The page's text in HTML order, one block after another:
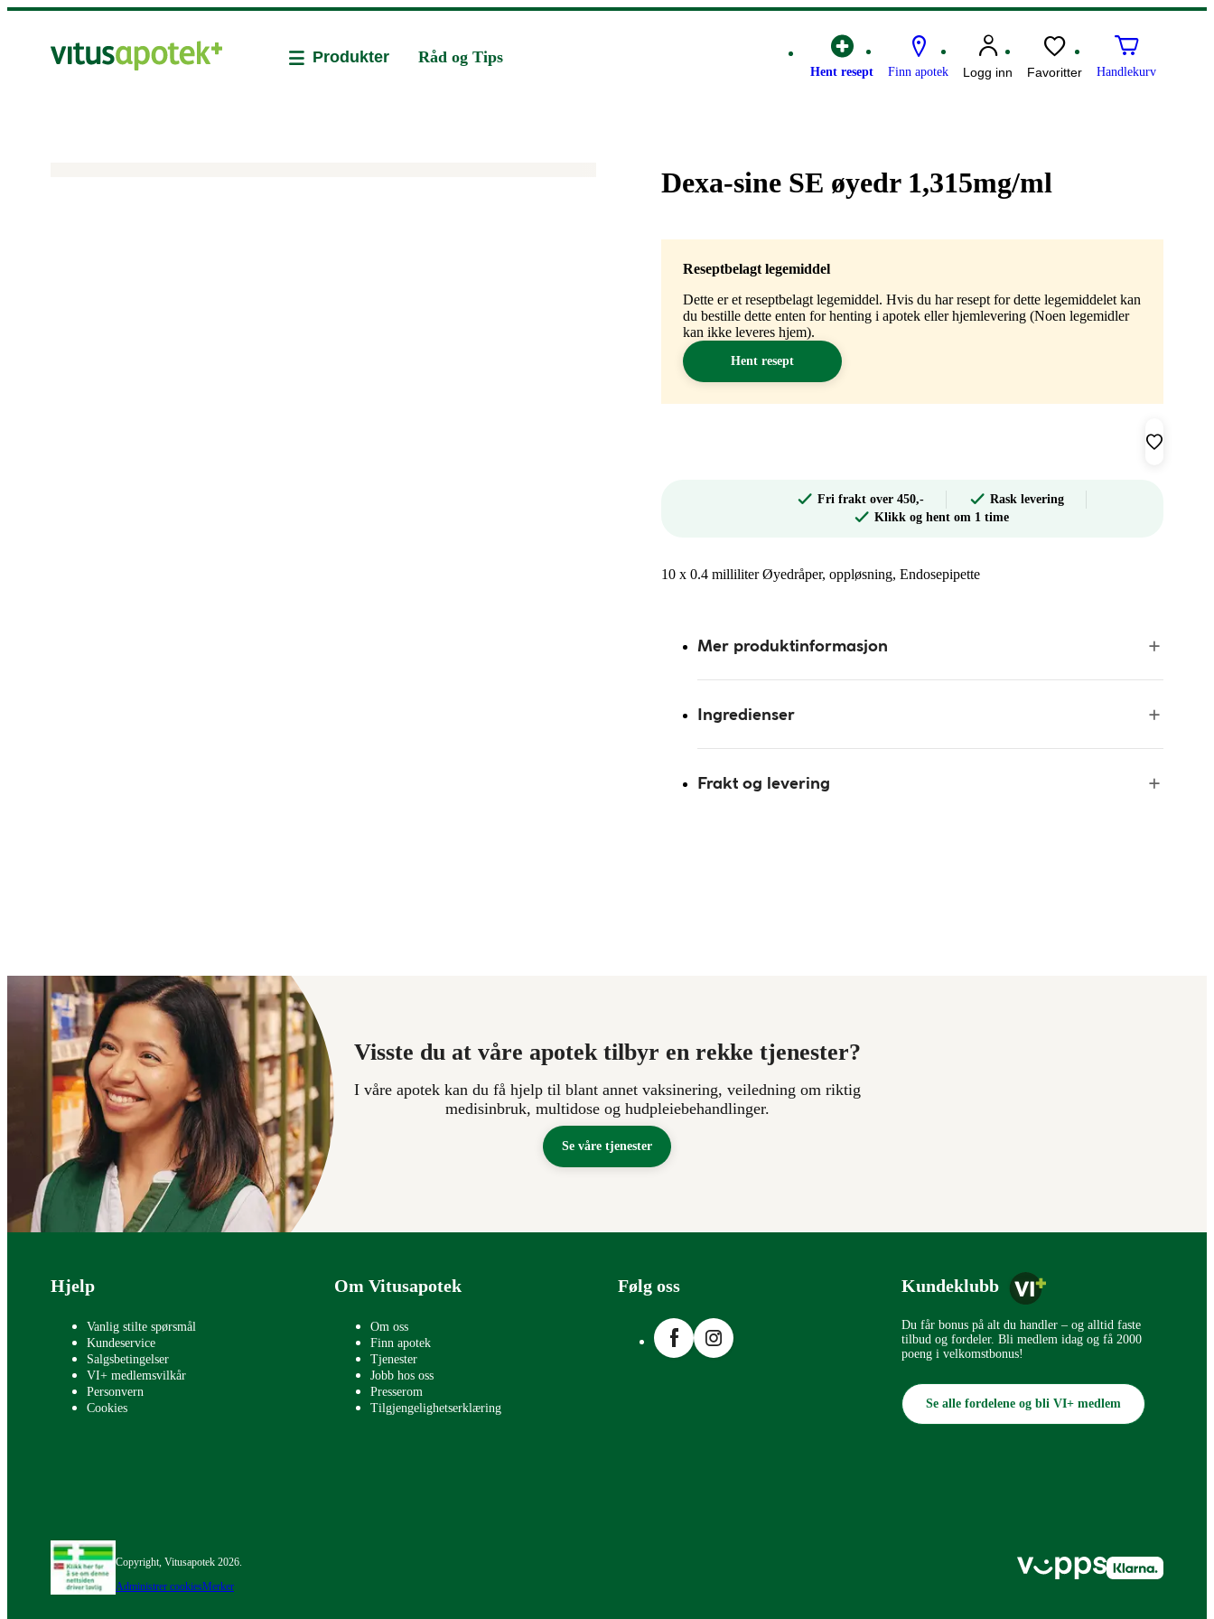
Hent resept Finn apotek Logg inn Favoritter Handlekurv
Produkter Råd og Tips
Dexa-sine SE øyedr 1,315mg/ml
Reseptbelagt legemiddel
Dette er et reseptbelagt legemiddel. Hvis du har resept for dette legemiddelet kan
du bestille dette enten for henting i apotek eller hjemlevering (Noen legemidler
kan ikke leveres hjem).
Hent resept
Fri frakt over 450,-
Rask levering
Klikk og hent om 1 time
10 x 0.4 milliliter Øyedråper, oppløsning, Endosepipette
Mer produktinformasjon
Ingredienser
Frakt og levering
Visste du at våre apotek tilbyr en rekke tjenester?
I våre apotek kan du få hjelp til blant annet vaksinering, veiledning om riktig
medisinbruk, multidose og hudpleiebehandlinger.
Se våre tjenester
Bunntekst
Hjelp
Vanlig stilte spørsmål
Kundeservice
Salgsbetingelser
VI+ medlemsvilkår
Personvern
Cookies
Om Vitusapotek
Om oss
Finn apotek
Tjenester
Jobb hos oss
Presserom
Tilgjengelighetserklæring
Følg oss
FacebookInstagram
Kundeklubb
Du får bonus på alt du handler – og alltid faste
tilbud og fordeler. Bli medlem idag og få 2000
poeng i velkomstbonus!
Se alle fordelene og bli VI+ medlem
Copyright, Vitusapotek 2026.
Administrer cookiesMerker